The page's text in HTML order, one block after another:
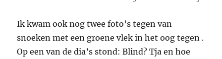
Ik kwam ook nog twee foto’s tegen van
snoeken met een groene vlek in het oog tegen .
Op een van de dia’s stond: Blind? Tja en hoe